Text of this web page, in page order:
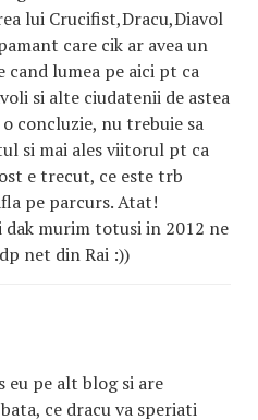
lui Crucifist,Dracu,Diavol
care cik ar avea un
lumea pe aici pt ca
si alte ciudatenii de astea
concluzie, nu trebuie sa
si mai ales viitorul pt ca
e trecut, ce este trb
pe parcurs. Atat!
murim totusi in 2012 ne
net din Rai :))
eu pe alt blog si are
ce dracu va speriati